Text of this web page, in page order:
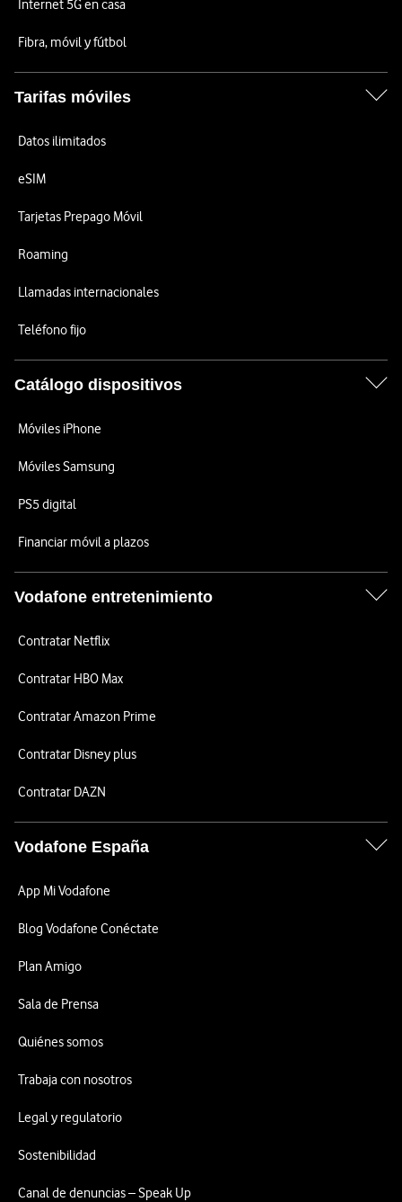
Internet 5G en casa
Fibra, móvil y fútbol
Tarifas móviles
Datos ilimitados
eSIM
Tarjetas Prepago Móvil
Roaming
Llamadas internacionales
Teléfono fijo
Catálogo dispositivos
Móviles iPhone
Móviles Samsung
PS5 digital
Financiar móvil a plazos
Vodafone entretenimiento
Contratar Netflix
Contratar HBO Max
Contratar Amazon Prime
Contratar Disney plus
Contratar DAZN
Vodafone España
App Mi Vodafone
Blog Vodafone Conéctate
Plan Amigo
Sala de Prensa
Quiénes somos
Trabaja con nosotros
Legal y regulatorio
Sostenibilidad
Canal de denuncias – Speak Up